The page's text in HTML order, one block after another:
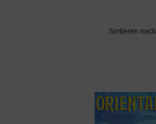
Sortieren nach